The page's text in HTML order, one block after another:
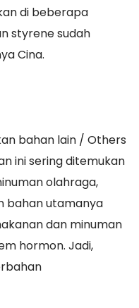
di beberapa
styrene sudah
Cina.
bahan lain / Others
ini sering ditemukan
olahraga,
bahan utamanya
dan minuman
hormon. Jadi,